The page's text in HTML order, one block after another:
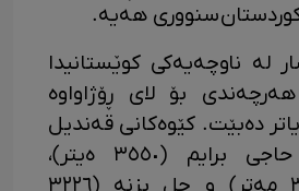
سنووری ھەیە.
شارستانی پیرانشار‎ لە ناوچەیەکی کوێستانیدا
بۆ لای ڕۆژاواوە
دەبێت. کێوەکانی قەندیل
(٣٥٧٨ مەتر)، حاجی برایم (٣٥٥٠ ەیتر)،